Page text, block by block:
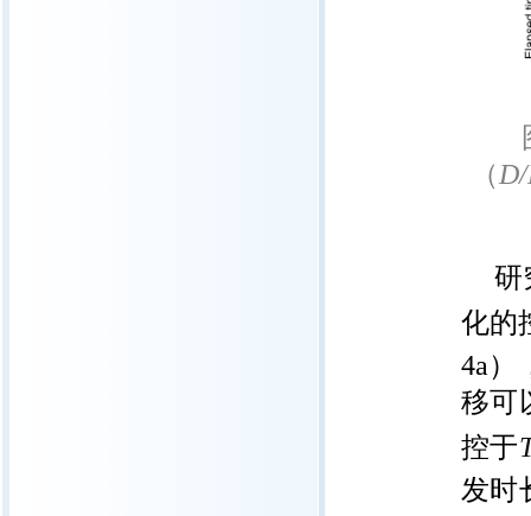
（
研
化的
4a）
移可
控于
发时